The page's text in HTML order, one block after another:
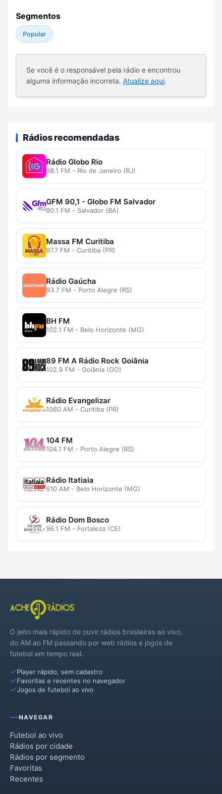
Segmentos
Popular
Se você é o responsável pela rádio e encontrou
alguma informação incorreta. Atualize aqui.
Rádios recomendadas
Rádio Globo Rio
98.1 FM - Rio de Janeiro (RJ)
GFM 90,1 - Globo FM Salvador
90.1 FM - Salvador (BA)
Massa FM Curitiba
97.7 FM - Curitiba (PR)
Rádio Gaúcha
93.7 FM - Porto Alegre (RS)
BH FM
102.1 FM - Belo Horizonte (MG)
89 FM A Rádio Rock Goiânia
102.9 FM - Goiânia (GO)
Rádio Evangelizar
1060 AM - Curitiba (PR)
104 FM
104.1 FM - Porto Alegre (RS)
Rádio Itatiaia
610 AM - Belo Horizonte (MG)
Rádio Dom Bosco
96.1 FM - Fortaleza (CE)
O jeito mais rápido de ouvir rádios brasileiras ao vivo,
do AM ao FM passando por web rádios e jogos de
futebol em tempo real.
Player rápido, sem cadastro
Favoritas e recentes no navegador
Jogos de futebol ao vivo
NAVEGAR
Futebol ao vivo
Rádios por cidade
Rádios por segmento
Favoritas
Recentes